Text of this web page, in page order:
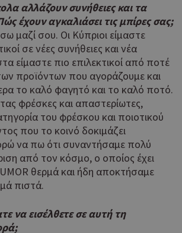
αλλάζουν συνήθειες και τα
έχουν αγκαλιάσει τις μπίρες σας;
μαζί σου. Οι Κύπριοι είμαστε
σε νέες συνήθειες και νέα
είμαστε πιο επιλεκτικοί από ποτέ
προϊόντων που αγοράζουμε και
το καλό φαγητό και το καλό ποτό.
φρέσκες και απαστερίωτες,
του φρέσκου και ποιοτικού
που το κοινό δοκιμάζει
να πω ότι συναντήσαμε πολύ
από τον κόσμο, ο οποίος έχει
θερμά και ήδη αποκτήσαμε
πιστά.
να εισέλθετε σε αυτή τη